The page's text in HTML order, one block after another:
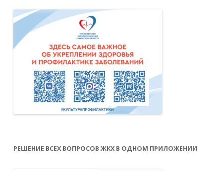
РЕШЕНИЕ ВСЕХ ВОПРОСОВ ЖКХ В ОДНОМ ПРИЛОЖЕНИИ